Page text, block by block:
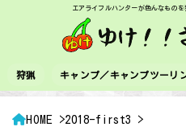
エアライフルハンターが色んなもの
狩猟 キャンプ／キャンプツーリ
HOME 2018-first3